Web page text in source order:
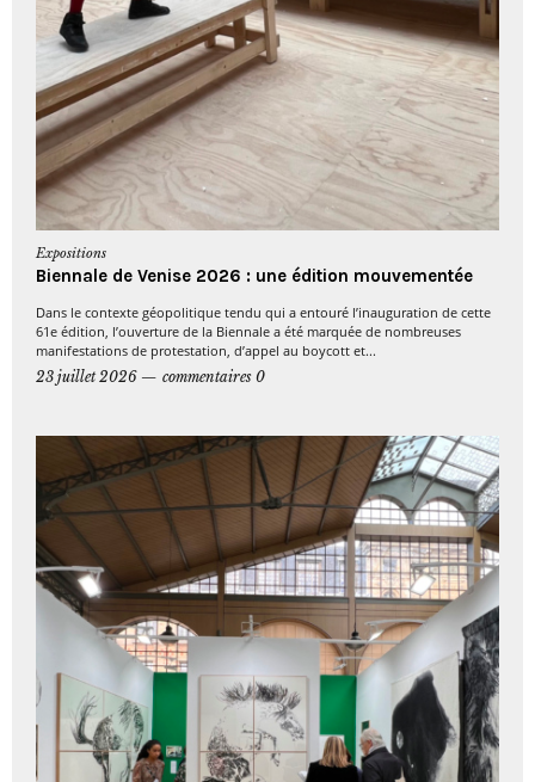
Expositions
Biennale de Venise 2026 : une édition mouvementée
Dans le contexte géopolitique tendu qui a entouré l’inauguration de cette
61e édition, l’ouverture de la Biennale a été marquée de nombreuses
manifestations de protestation, d’appel au boycott et...
23 juillet 2026
commentaires 0